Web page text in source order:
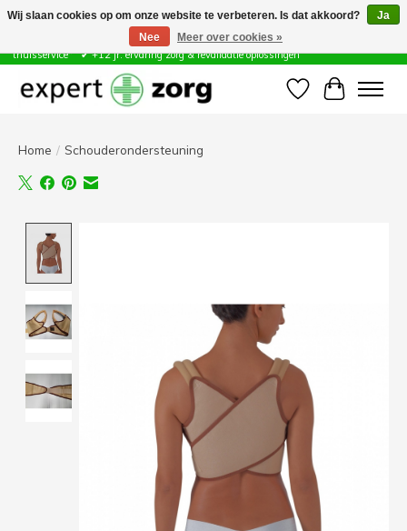
Zorg & Revalidatie Hulpmiddelen ✔ Eigen technische dienst &
thuisservice* ✔ +12 jr. ervaring zorg & revalidatie oplossingen
Verlanglijst
Home / Schouderondersteuning
Wij slaan cookies op om onze website te verbeteren. Is dat akkoord?
Ja
Nee
Meer over cookies »